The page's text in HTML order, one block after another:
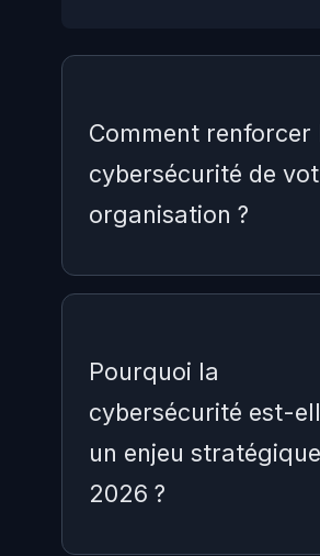
Comment renforcer
cybersécurité de
organisation ?
place de contrôles
(pare-feu, EDR, SIEM), la
formation des
audits réguliers et
Pourquoi la
cybersécurité est-
un enjeu
2026 ?